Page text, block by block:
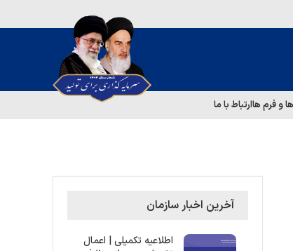
و فرم هاارتباط با ما
آخرین اخبار سازمان
اطلاعیه تکمیلی | اعمال